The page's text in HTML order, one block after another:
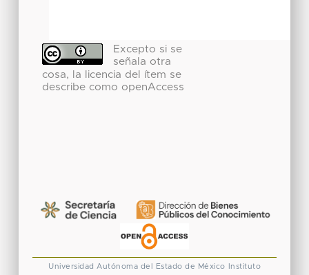
Excepto si se
señala otra
cosa, la licencia del ítem se
describe como openAccess
Universidad Autónoma del Estado de México
Instituto